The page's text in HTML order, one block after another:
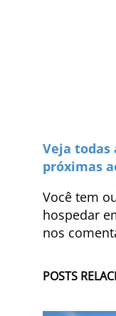
Veja todas
próximas
Você tem
hospedar
nos
POSTS